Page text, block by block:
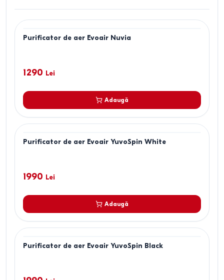
Purificator de aer Evoair Nuvia
1290 Lei
Adaugă
Purificator de aer Evoair YuvoSpin White
1990 Lei
Adaugă
Purificator de aer Evoair YuvoSpin Black